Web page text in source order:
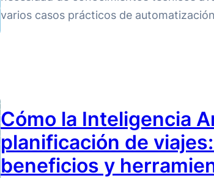
varios casos prácticos de
Cómo la Inteligencia
planificación de
beneficios y